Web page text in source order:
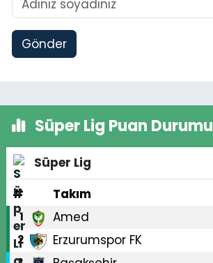
Gönder
Süper Lig Puan Durumu
Süper Lig
#
Takım
1 Amed
2 Erzurumspor FK